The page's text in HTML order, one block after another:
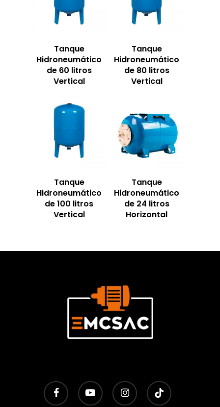
Tanque
Hidroneumático
de 60 litros
Vertical
Tanque
Hidroneumático
de 80 litros
Vertical
Tanque
Hidroneumático
de 100 litros
Vertical
Tanque
Hidroneumático
de 24 litros
Horizontal
facebook youtube instagram tiktok